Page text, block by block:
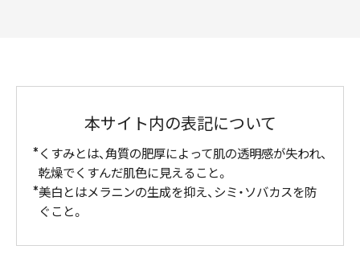
本サイト内の表記について
くすみとは、角質の肥厚によって肌の透明感が失われ、
乾燥でくすんだ肌色に見えること。
美白とはメラニンの生成を抑え、シミ・ソバカスを防
ぐこと。